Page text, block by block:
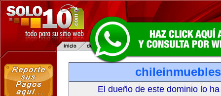
El dueño de este dominio lo